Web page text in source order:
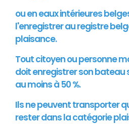
ou en eaux intérieures
l'enregistrer au registre
plaisance.
Tout citoyen ou personne
doit enregistrer son bateau
au moins à 50 %.
Ils ne peuvent transporter
rester dans la catégorie